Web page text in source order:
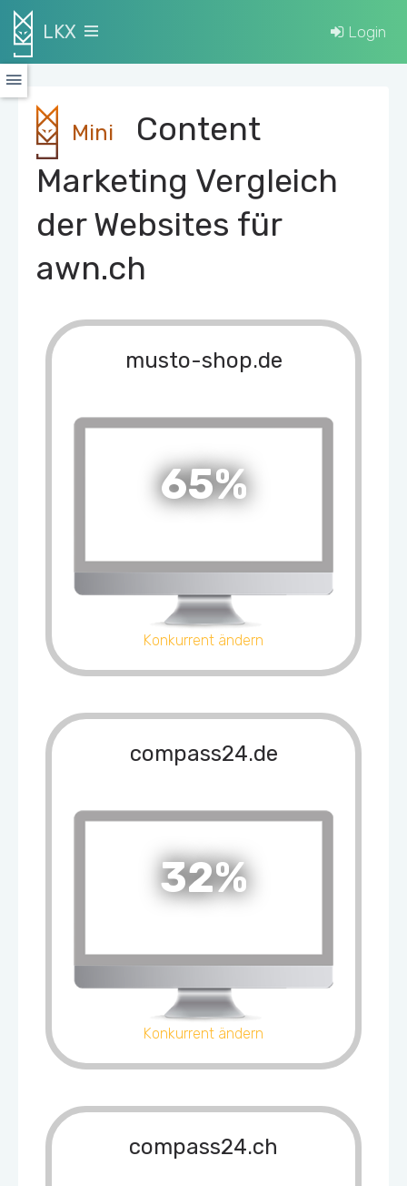
LKX Login
Mini
Content
Marketing Vergleich
der Websites für
awn.ch
musto-shop.de
65%
Konkurrent ändern
compass24.de
32%
Konkurrent ändern
compass24.ch